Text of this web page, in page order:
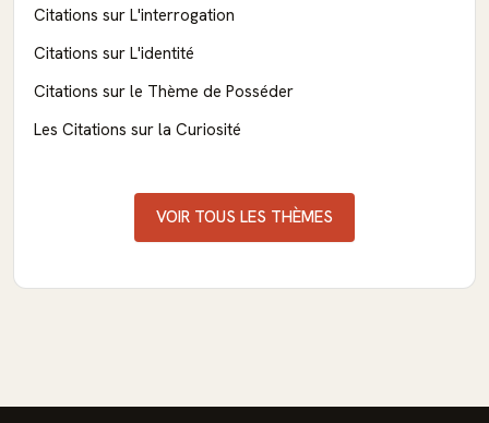
Citations sur L'interrogation
Citations sur L'identité
Citations sur le Thème de Posséder
Les Citations sur la Curiosité
VOIR TOUS LES THÈMES